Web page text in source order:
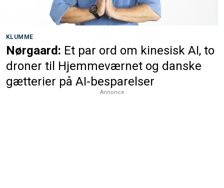
KLUMME
Nørgaard: Et par ord om kinesisk AI, to
droner til Hjemmeværnet og danske
gætterier på AI-besparelser
Annonce